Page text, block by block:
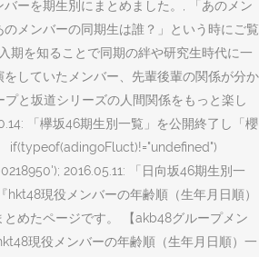
ーを期生別にまとめました。, 「あのメン
メンバーの同期生は誰？」という時にご覧
期を知ることで同期の絆や研究生時代に一
していたメンバー、先輩後輩の関係が分か
プと坂道シリーズの人間関係をもっと楽し
「欅坂46期生別一覧」を公開終了し「櫻
if(typeof(adingoFluct)!="undefined")
2016.05.11: 「日向坂46期生別一
hkt48現役メンバーの年齢順（生年月日順）
めたページです。 【akb48グループメン
現役メンバーの年齢順（生年月日順）一